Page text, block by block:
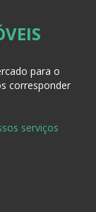
para o
corresponder
serviços